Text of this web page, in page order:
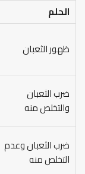
الحلم
ظهور الثعبان
ضرب الثعبان
والتخلص منه
ضرب الثعبان وعدم
التخلص منه